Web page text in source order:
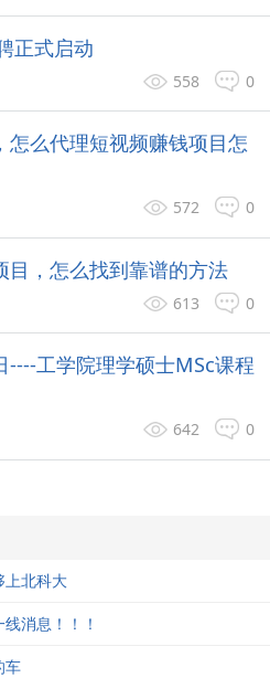
正式启动
0
558
么代理短视频赚钱项目怎
0
572
目，怎么找到靠谱的方法
0
613
工学院理学硕士MSc课程
0
642
上北科大
消息！！！
车